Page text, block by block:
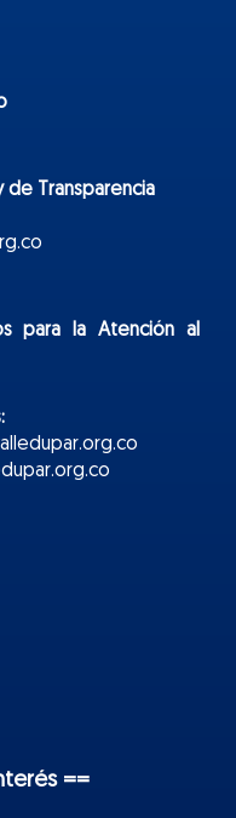
de Transparencia
para la Atención al
==